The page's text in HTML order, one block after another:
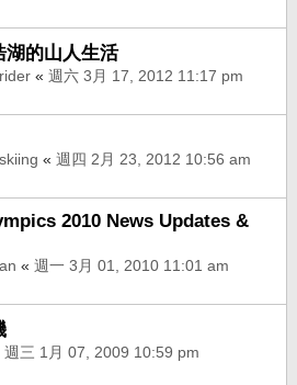
的山人生活
« 週六 3月 17, 2012 11:17 pm
« 週四 2月 23, 2012 10:56 am
2010 News Updates &
« 週一 3月 01, 2010 11:01 am
週三 1月 07, 2009 10:59 pm